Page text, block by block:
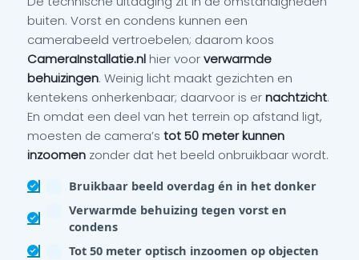
buiten. Vorst en condens kunnen een
camerabeeld vertroebelen; daarom koos
CameraInstallatie.nl hier voorverwarmde
behuizingen. Weinig licht maakt gezichten en
kentekens onherkenbaar; daarvoor is ernachtzicht.
En omdat een deel van het terrein op afstand ligt,
moesten de camera’s tot 50 meter kunnen
inzoomen zonder dat het beeld onbruikbaar wordt.
Bruikbaar beeld overdag én in het donker
Verwarmde behuizing tegen vorst en
condens
Tot 50 meter optisch inzoomen op objecten